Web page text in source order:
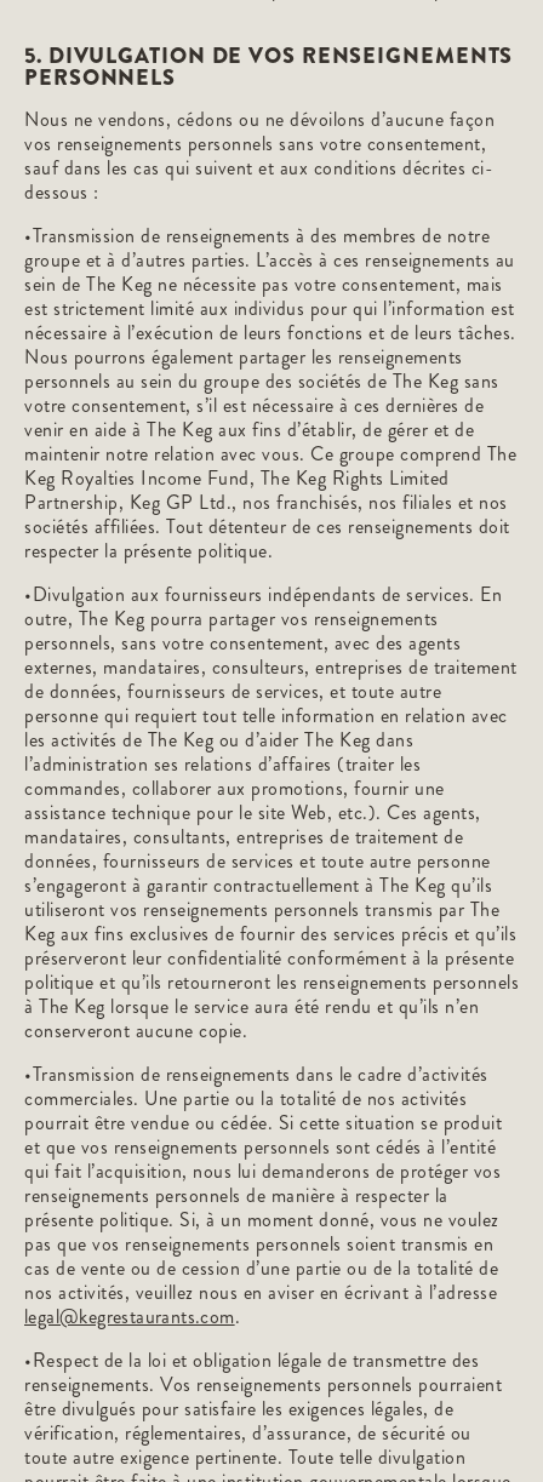
5. DIVULGATION DE VOS RENSEIGNEMENTS
PERSONNELS
Nous ne vendons, cédons ou ne dévoilons d’aucune façon
vos renseignements personnels sans votre consentement,
sauf dans les cas qui suivent et aux conditions décrites ci-
dessous :
•Transmission de renseignements à des membres de notre
groupe et à d’autres parties. L’accès à ces renseignements au
sein de The Keg ne nécessite pas votre consentement, mais
est strictement limité aux individus pour qui l’information est
nécessaire à l’exécution de leurs fonctions et de leurs tâches.
Nous pourrons également partager les renseignements
personnels au sein du groupe des sociétés de The Keg sans
votre consentement, s’il est nécessaire à ces dernières de
venir en aide à The Keg aux fins d’établir, de gérer et de
maintenir notre relation avec vous. Ce groupe comprend The
Keg Royalties Income Fund, The Keg Rights Limited
Partnership, Keg GP Ltd., nos franchisés, nos filiales et nos
sociétés affiliées. Tout détenteur de ces renseignements doit
respecter la présente politique.
•Divulgation aux fournisseurs indépendants de services. En
outre, The Keg pourra partager vos renseignements
personnels, sans votre consentement, avec des agents
externes, mandataires, consulteurs, entreprises de traitement
de données, fournisseurs de services, et toute autre
personne qui requiert tout telle information en relation avec
les activités de The Keg ou d’aider The Keg dans
l’administration ses relations d’affaires (traiter les
commandes, collaborer aux promotions, fournir une
assistance technique pour le site Web, etc.). Ces agents,
mandataires, consultants, entreprises de traitement de
données, fournisseurs de services et toute autre personne
s’engageront à garantir contractuellement à The Keg qu’ils
utiliseront vos renseignements personnels transmis par The
Keg aux fins exclusives de fournir des services précis et qu’ils
préserveront leur confidentialité conformément à la présente
politique et qu’ils retourneront les renseignements personnels
à The Keg lorsque le service aura été rendu et qu’ils n’en
conserveront aucune copie.
•Transmission de renseignements dans le cadre d’activités
commerciales. Une partie ou la totalité de nos activités
pourrait être vendue ou cédée. Si cette situation se produit
et que vos renseignements personnels sont cédés à l’entité
qui fait l’acquisition, nous lui demanderons de protéger vos
renseignements personnels de manière à respecter la
présente politique. Si, à un moment donné, vous ne voulez
pas que vos renseignements personnels soient transmis en
cas de vente ou de cession d’une partie ou de la totalité de
nos activités, veuillez nous en aviser en écrivant à l’adresse
legal@kegrestaurants.com.
•Respect de la loi et obligation légale de transmettre des
renseignements. Vos renseignements personnels pourraient
être divulgués pour satisfaire les exigences légales, de
vérification, réglementaires, d’assurance, de sécurité ou
toute autre exigence pertinente. Toute telle divulgation